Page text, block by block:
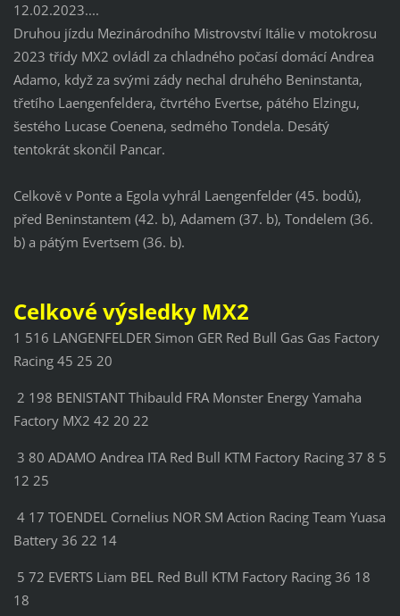
12.02.2023....
Druhou jízdu Mezinárodního Mistrovství Itálie v motokrosu
2023 třídy MX2 ovládl za chladného počasí domácí Andrea
Adamo, když za svými zády nechal druhého Beninstanta,
třetího Laengenfeldera, čtvrtého Evertse, pátého Elzingu,
šestého Lucase Coenena, sedmého Tondela. Desátý
tentokrát skončil Pancar.
Celkově v Ponte a Egola vyhrál Laengenfelder (45. bodů),
před Beninstantem (42. b), Adamem (37. b), Tondelem (36.
b) a pátým Evertsem (36. b).
Celkové výsledky MX2
1 516 LANGENFELDER Simon GER Red Bull Gas Gas Factory
Racing 45 25 20
2 198 BENISTANT Thibauld FRA Monster Energy Yamaha
Factory MX2 42 20 22
3 80 ADAMO Andrea ITA Red Bull KTM Factory Racing 37 8 5
12 25
4 17 TOENDEL Cornelius NOR SM Action Racing Team Yuasa
Battery 36 22 14
5 72 EVERTS Liam BEL Red Bull KTM Factory Racing 36 18
18